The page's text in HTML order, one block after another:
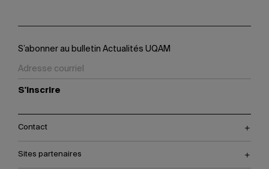
S’abonner au bulletin Actualités UQAM
S'inscrire
Contact
Sites partenaires